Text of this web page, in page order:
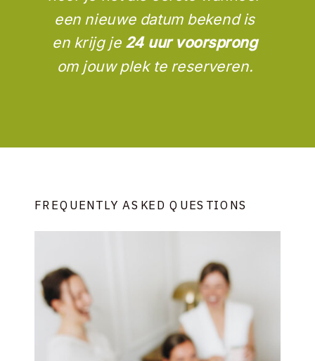
een nieuwe datum bekend is
en krijg je 24 uur voorsprong
om jouw plek te reserveren.
FREQUENTLY ASKED QUESTIONS